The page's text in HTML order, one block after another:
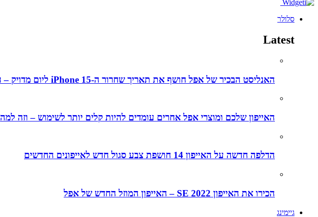
סלולר
Latest
האנליסט הבכיר של אפל חושף את תאריך שחרור ה-iPhone 15 ליום מדויק – הנה כל הפרטים והשמועות על האייפון 15
האייפון שלכם ומוצרי אפל אחרים עומדים להיות קלים יותר לשימוש – וזה למה
הדלפה חדשה על האייפון 14 חושפת צבע סגול חדש לאייפונים החדשים
הכירו את האייפון SE 2022 – האייפון המוזל החדש של אפל
גיימינג